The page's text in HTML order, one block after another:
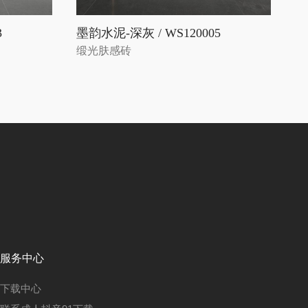
墨韵水泥-深灰 / WS120005
缎光肤感砖
服务中心
下载中心